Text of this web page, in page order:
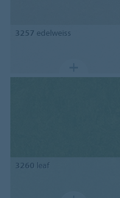
3257 edelweiss
3260 leaf